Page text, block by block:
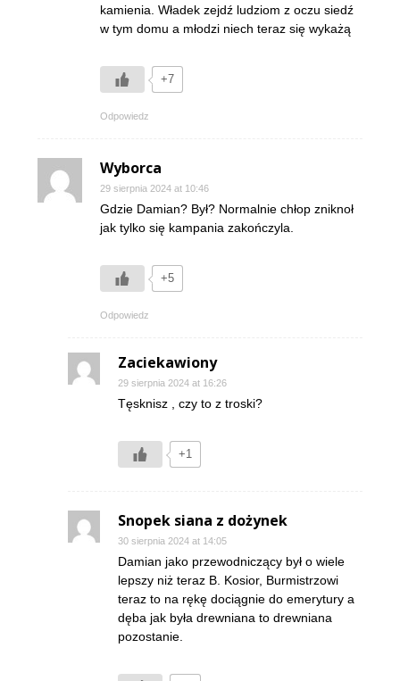
kamienia. Władek zejdź ludziom z oczu siedź
w tym domu a młodzi niech teraz się wykażą
+7
Odpowiedz
Wyborca
29 sierpnia 2024 at 10:46
Gdzie Damian? Był? Normalnie chłop zniknoł
jak tylko się kampania zakończyla.
+5
Odpowiedz
Zaciekawiony
29 sierpnia 2024 at 16:26
Tęsknisz , czy to z troski?
+1
Snopek siana z dożynek
30 sierpnia 2024 at 14:05
Damian jako przewodniczący był o wiele
lepszy niż teraz B. Kosior, Burmistrzowi
teraz to na rękę dociągnie do emerytury a
dęba jak była drewniana to drewniana
pozostanie.